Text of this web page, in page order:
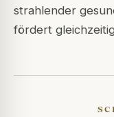
strahlender
fördert